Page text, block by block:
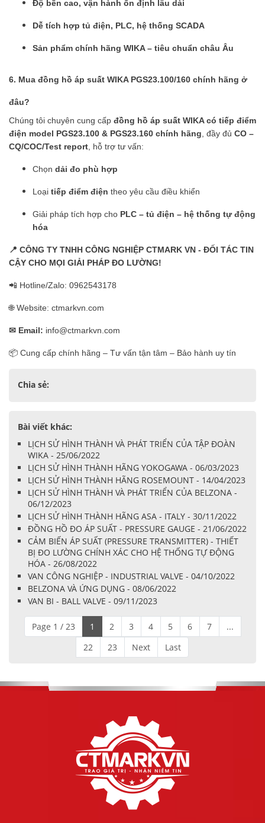
Độ bền cao, vận hành ổn định lâu dài
Dễ tích hợp tủ điện, PLC, hệ thống SCADA
Sản phẩm chính hãng WIKA – tiêu chuẩn châu Âu
6. Mua đồng hồ áp suất WIKA PGS23.100/160 chính hãng ở
đâu?
Chúng tôi chuyên cung cấp đồng hồ áp suất WIKA có tiếp điểm
điện model PGS23.100 & PGS23.160 chính hãng , đầy đủ CO –
CQ/COC/Test report , hỗ trợ tư vấn:
Chọn dải đo phù hợp
Loại tiếp điểm điện theo yêu cầu điều khiển
Giải pháp tích hợp cho PLC – tủ điện – hệ thống tự động
hóa
📍 CÔNG TY TNHH CÔNG NGHIỆP CTMARK VN - ĐỐI TÁC TIN
CẬY CHO MỌI GIẢI PHÁP ĐO LƯỜNG!
📲 Hotline/Zalo: 0962543178
🌐 Website: ctmarkvn.com
✉ Email: info@ctmarkvn.com
📦 Cung cấp chính hãng – Tư vấn tận tâm – Bảo hành uy tín
Chia sẻ:
Bài viết khác:
LỊCH SỬ HÌNH THÀNH VÀ PHÁT TRIỂN CỦA TẬP ĐOÀN
WIKA - 25/06/2022
LỊCH SỬ HÌNH THÀNH HÃNG YOKOGAWA - 06/03/2023
LỊCH SỬ HÌNH THÀNH HÃNG ROSEMOUNT - 14/04/2023
LỊCH SỬ HÌNH THÀNH VÀ PHÁT TRIỂN CỦA BELZONA -
06/12/2023
LỊCH SỬ HÌNH THÀNH HÃNG ASA - ITALY - 30/11/2022
ĐỒNG HỒ ĐO ÁP SUẤT - PRESSURE GAUGE - 21/06/2022
CẢM BIẾN ÁP SUẤT (PRESSURE TRANSMITTER) - THIẾT
BỊ ĐO LƯỜNG CHÍNH XÁC CHO HỆ THỐNG TỰ ĐỘNG
HÓA - 26/08/2022
VAN CÔNG NGHIỆP - INDUSTRIAL VALVE - 04/10/2022
BELZONA VÀ ỨNG DỤNG - 08/06/2022
VAN BI - BALL VALVE - 09/11/2023
Page 1 / 23 1 2 3 4 5 6 7
...
22
23 Next Last